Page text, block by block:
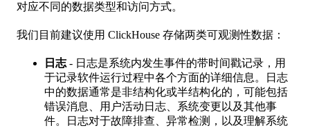
对应不同的数据类型和访问方式。
我们目前建议使用 ClickHouse 存储两类可观测性数据：
日志- 日志是系统内发生事件的带时间戳记录，用
于记录软件运行过程中各个方面的详细信息。日志
中的数据通常是非结构化或半结构化的，可能包括
错误消息、用户活动日志、系统变更以及其他事
件。日志对于故障排查、异常检测，以及理解系统